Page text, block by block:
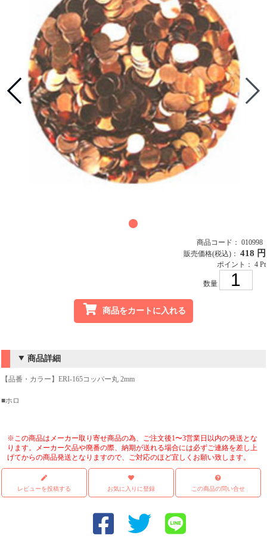
商品コード： 010998
販売価格(税込)： 418 円
ポイント： 4 Pt
数量
商品をカートに入れる
商品詳細
【品番・カラー】ERI-165コッパー丸 2mm
■ホロ
※この商品はメーカー取り寄せ商品の為、ご注文後1〜3営業日以内の発送とな
ります。メーカー欠品や廃番の際、納期が送れる場合には必ずご連絡を差し上
げてからの商品発送となりますので、ご対応のほど宜しくお願い致します。
レビューを投稿する お気に入りに登録 この商品の問い合せ